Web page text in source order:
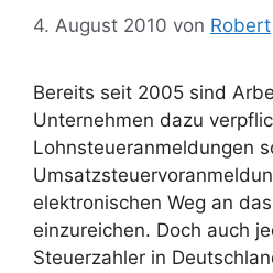
4. August 2010 von Robert
Bereits seit 2005 sind
Unternehmen dazu
Lohnsteueranmeldungen
elektronischen Weg an
einzureichen. Doch auch
Steuerzahler in